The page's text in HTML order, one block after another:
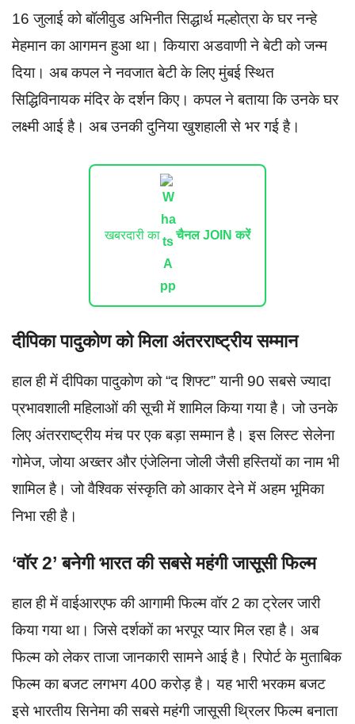
16 जुलाई को बॉलीवुड अभिनीत सिद्धार्थ मल्होत्रा के घर नन्हे
मेहमान का आगमन हुआ था। कियारा अडवाणी ने बेटी को जन्म
दिया। अब कपल ने नवजात बेटी के लिए मुंबई स्थित
सिद्धिविनायक मंदिर के दर्शन किए। कपल ने बताया कि उनके घर
लक्ष्मी आई है। अब उनकी दुनिया खुशहाली से भर गई है।
खबरदारी का चैनल JOIN करें
दीपिका पादुकोण को मिला अंतरराष्ट्रीय सम्मान
हाल ही में दीपिका पादुकोण को “द शिफ्ट” यानी 90 सबसे ज्यादा
प्रभावशाली महिलाओं की सूची में शामिल किया गया है। जो उनके
लिए अंतरराष्ट्रीय मंच पर एक बड़ा सम्मान है। इस लिस्ट सेलेना
गोमेज, जोया अख्तर और एंजेलिना जोली जैसी हस्तियों का नाम भी
शामिल है। जो वैश्विक संस्कृति को आकार देने में अहम भूमिका
निभा रही है।
‘वॉर 2’ बनेगी भारत की सबसे महंगी जासूसी फिल्म
हाल ही में वाईआरएफ की आगामी फिल्म वॉर 2 का ट्रेलर जारी
किया गया था। जिसे दर्शकों का भरपूर प्यार मिल रहा है। अब
फिल्म को लेकर ताजा जानकारी सामने आई है। रिपोर्ट के मुताबिक
फिल्म का बजट लगभग 400 करोड़ है। यह भारी भरकम बजट
इसे भारतीय सिनेमा की सबसे महंगी जासूसी थ्रिलर फिल्म बनाता